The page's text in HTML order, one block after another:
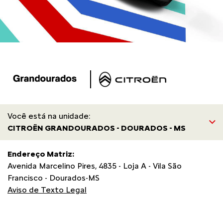
Você está na unidade:
CITROËN GRANDOURADOS - DOURADOS - MS
Endereço Matriz:
Avenida Marcelino Pires, 4835 - Loja A - Vila São
Francisco - Dourados-MS
Aviso de Texto Legal